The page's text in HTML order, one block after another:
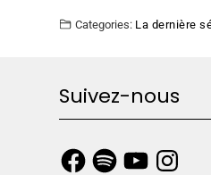
Categories: La dernière
Suivez-nous